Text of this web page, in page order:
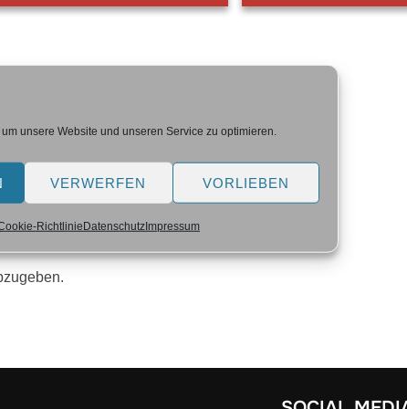
unsere Website und unseren Service zu optimieren.
VERWERFEN VORLIEBEN
RichtlinieDatenschutzImpressum